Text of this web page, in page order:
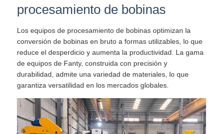
procesamiento de bobinas
Los equipos de procesamiento de bobinas optimizan la
conversión de bobinas en bruto a formas utilizables, lo que
reduce el desperdicio y aumenta la productividad. La gama
de equipos de Fanty, construida con precisión y
durabilidad, admite una variedad de materiales, lo que
garantiza versatilidad en los mercados globales.